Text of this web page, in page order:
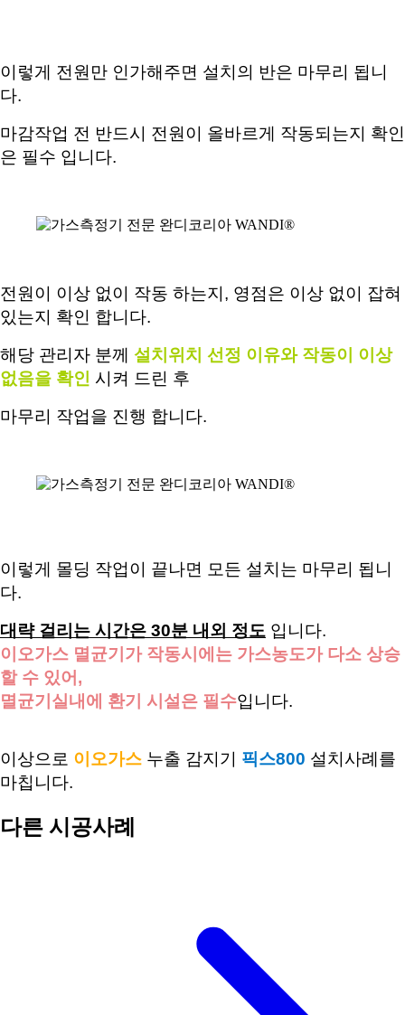
이렇게 전원만 인가해주면 설치의 반은 마무리 됩니
다.
마감작업 전 반드시 전원이 올바르게 작동되는지 확인
은 필수 입니다.
전원이 이상 없이 작동 하는지, 영점은 이상 없이 잡혀
있는지 확인 합니다.
해당 관리자 분께 설치위치 선정 이유와 작동이 이상
없음을 확인 시켜 드린 후
마무리 작업을 진행 합니다.
이렇게 몰딩 작업이 끝나면 모든 설치는 마무리 됩니
다.
대략 걸리는 시간은 30분 내외 정도 입니다.
이오가스 멸균기가 작동시에는 가스농도가 다소 상승
할 수 있어 ,
멸균기실내에 환기 시설은 필수입니다.
이상으로 이오가스 누출 감지기 픽스800 설치사례를
마칩니다.
다른 시공사례